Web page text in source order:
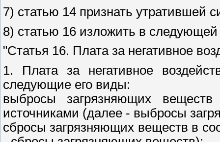
7) статью 14 признать утратившей
8) статью 16 изложить в следующей
"Статья 16. Плата за негативное
1. Плата за негативное
следующие его виды:
выбросы загрязняющих
источниками (далее - выбросы
сбросы загрязняющих веществ в